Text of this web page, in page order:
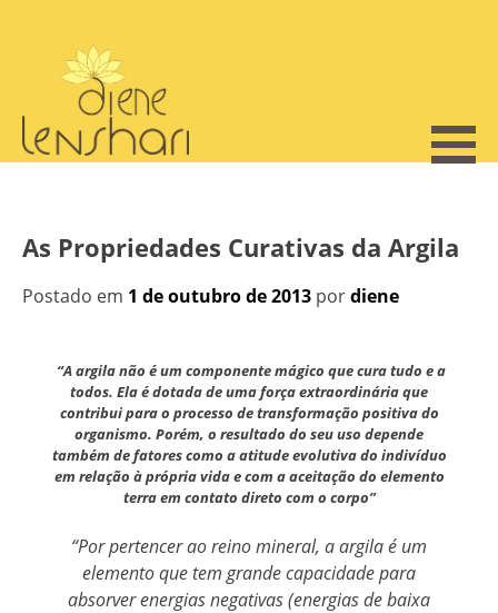
content
As Propriedades Curativas da Argila
Postado em 1 de outubro de 2013 pordiene
“A argila não é um componente mágico que cura tudo e a
todos. Ela é dotada de uma força extraordinária que
contribui para o processo de transformação positiva do
organismo. Porém, o resultado do seu uso depende
também de fatores como a atitude evolutiva do indivíduo
em relação à própria vida e com a aceitação do elemento
terra em contato direto com o corpo”
“Por pertencer ao reino mineral, a argila é um
elemento que tem grande capacidade para
absorver energias negativas (energias de baixa